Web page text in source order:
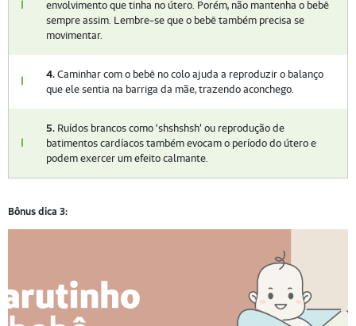
envolvimento que tinha no útero. Porém, não mantenha o bebê
sempre assim. Lembre-se que o bebê também precisa se
movimentar.
4.Caminhar com o bebê no colo ajuda a reproduzir o balanço
que ele sentia na barriga da mãe, trazendo aconchego.
5. Ruídos brancos como ‘shshshsh’ ou reprodução de
batimentos cardíacos também evocam o período do útero e
podem exercer um efeito calmante.
Bônus dica 3: